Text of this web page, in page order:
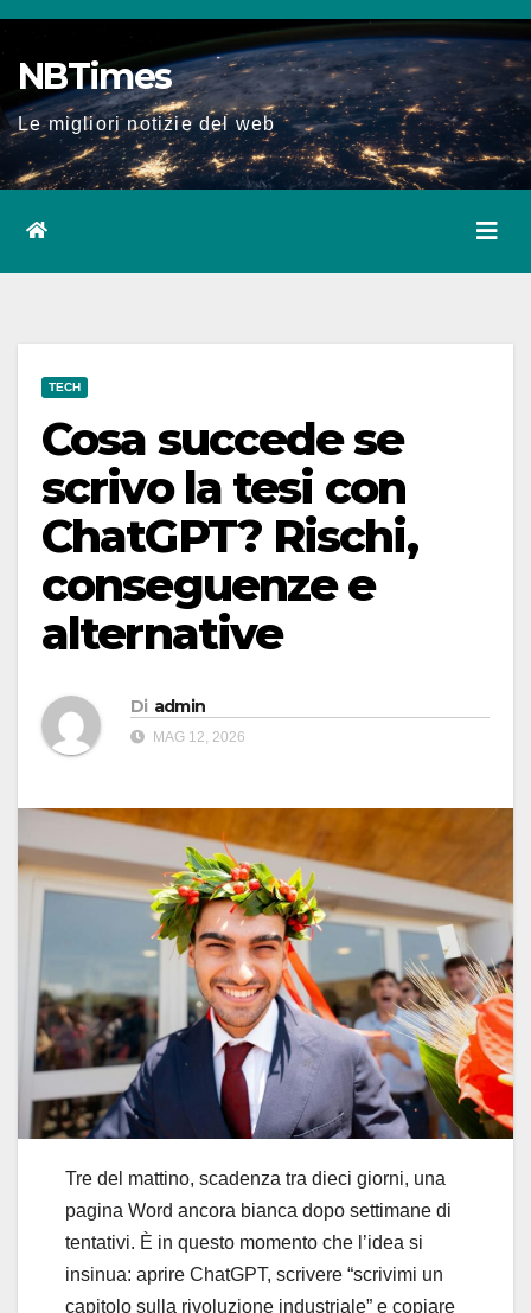
Salta
al
contenuto
NBTimes
Le migliori notizie del web
TECH
Cosa succede se
scrivo la tesi con
ChatGPT? Rischi,
conseguenze e
alternative
Di admin
MAG 12, 2026
Tre del mattino, scadenza tra dieci giorni, una
pagina Word ancora bianca dopo settimane di
tentativi. È in questo momento che l’idea si
insinua: aprire ChatGPT, scrivere “scrivimi un
capitolo sulla rivoluzione industriale” e copiare